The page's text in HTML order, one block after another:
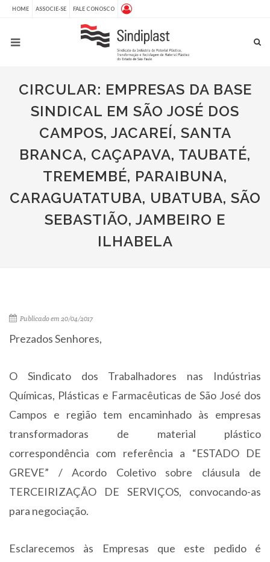
HOME ASSOCIE-SE FALE CONOSCO
CIRCULAR: EMPRESAS DA BASE
SINDICAL EM SÃO JOSÉ DOS
CAMPOS, JACAREÍ, SANTA
BRANCA, CAÇAPAVA, TAUBATÉ,
TREMEMBÉ, PARAIBUNA,
CARAGUATATUBA, UBATUBA, SÃO
SEBASTIÃO, JAMBEIRO E
ILHABELA
Publicado em 20/04/2017
Prezados Senhores,
O Sindicato dos Trabalhadores nas Indústrias
Químicas, Plásticas e Farmacêuticas de São José dos
Campos e região tem encaminhado às empresas
transformadoras de material plástico
correspondência com referência a “ESTADO DE
GREVE” / Acordo Coletivo sobre cláusula de
TERCEIRIZAÇÃO DE SERVIÇOS, convocando-as
para negociação.
Esclarecemos às Empresas que este pedido é